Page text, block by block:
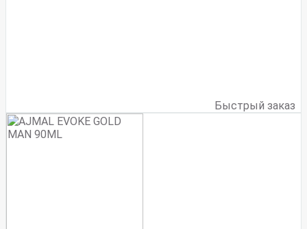
Быстрый заказ